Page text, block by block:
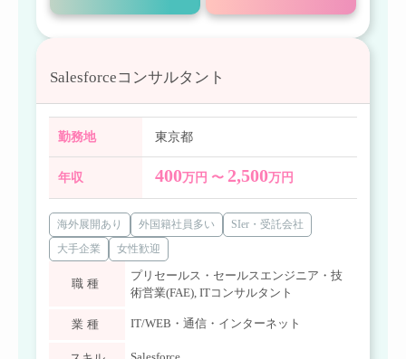
Salesforceコンサルタント
勤務地 東京都
年収 400万円 〜 2,500万円
海外展開あり 外国籍社員多い
SIer・受託会社
大手企業
女性歓迎
職種
プリセールス・セールスエンジニア・技
術営業(FAE), ITコンサルタント
業種 IT/WEB・通信・インターネット